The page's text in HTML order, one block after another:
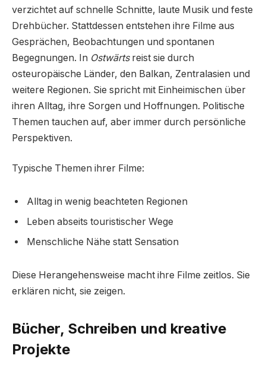
verzichtet auf schnelle Schnitte, laute Musik und feste
Drehbücher. Stattdessen entstehen ihre Filme aus
Gesprächen, Beobachtungen und spontanen
Begegnungen. In Ostwärtsreist sie durch
osteuropäische Länder, den Balkan, Zentralasien und
weitere Regionen. Sie spricht mit Einheimischen über
ihren Alltag, ihre Sorgen und Hoffnungen. Politische
Themen tauchen auf, aber immer durch persönliche
Perspektiven.
Typische Themen ihrer Filme:
Alltag in wenig beachteten Regionen
Leben abseits touristischer Wege
Menschliche Nähe statt Sensation
Diese Herangehensweise macht ihre Filme zeitlos. Sie
erklären nicht, sie zeigen.
Bücher, Schreiben und kreative
Projekte